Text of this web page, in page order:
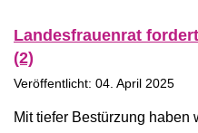
Landesfrauenrat
(2)
Veröffentlicht: 04. April 2025
Mit tiefer Bestürzung haben